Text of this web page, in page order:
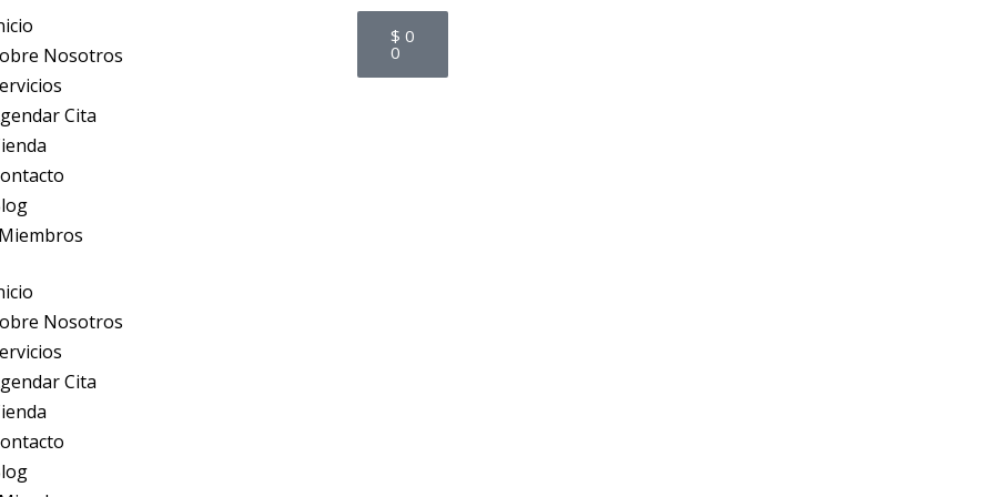
Nosotros
Cita
Miembros
Nosotros
Cita
$ 0
0
Cart